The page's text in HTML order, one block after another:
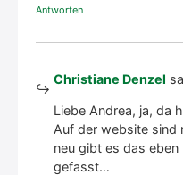
Antworten
Christiane Denzel
Lie­be Andrea, ja, da
Auf der web­site sind
neu gibt es das
ge­fasst…